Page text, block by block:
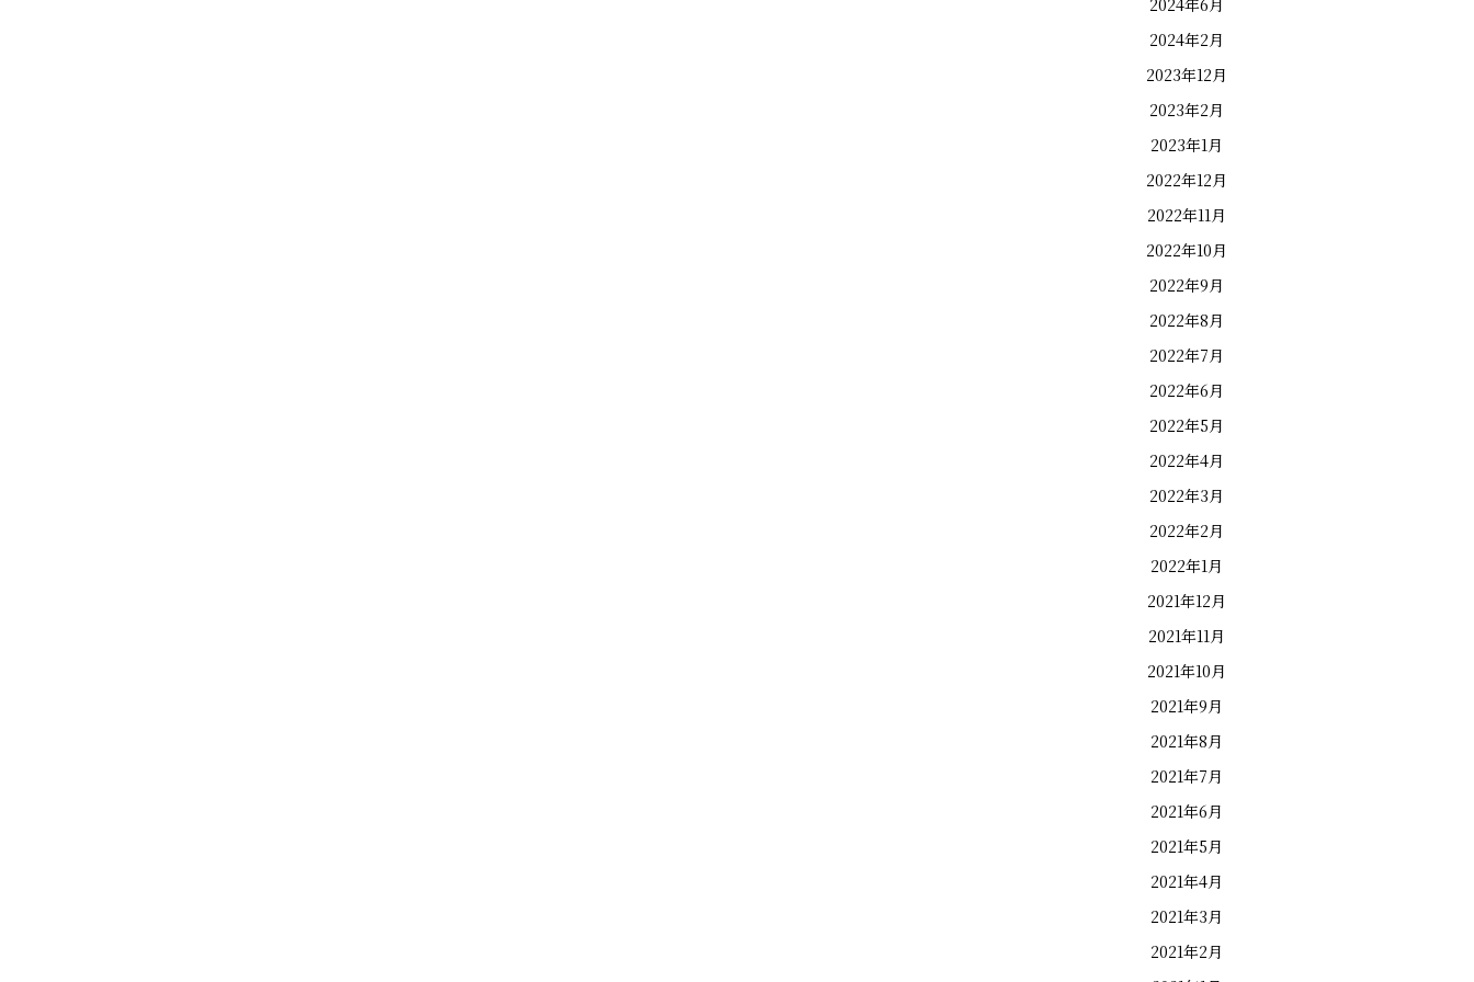
2024年6月
2024年2月
2023年12月
2023年2月
2023年1月
2022年12月
2022年11月
2022年10月
2022年9月
2022年8月
2022年7月
2022年6月
2022年5月
2022年4月
2022年3月
2022年2月
2022年1月
2021年12月
2021年11月
2021年10月
2021年9月
2021年8月
2021年7月
2021年6月
2021年5月
2021年4月
2021年3月
2021年2月